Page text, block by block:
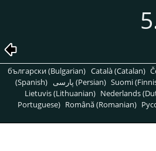
български (Bulgarian) Català (Catalan)
(Spanish)
پارسی (Persian) Suomi
Lietuvis (Lithuanian) Nederlands
Portuguese) Română (Romanian)